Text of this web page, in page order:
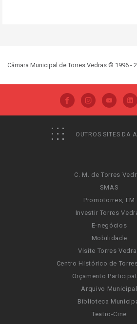
Câmara Municipal de Torres Vedras © 1996 -
OUTROS SITES DA
C. M. de Torres
SMAS
Promotorres, EM
Investir Torres
E-negócios
Mobilidade
Visite Torres
Centro Histórico de
Orçamento
Arquivo Municipal
Biblioteca
Teatro-Cine